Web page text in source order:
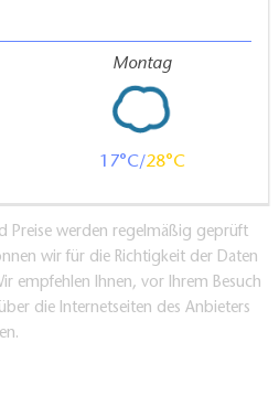
Montag
17 28
Preise werden regelmäßig geprüft
wir für die Richtigkeit der Daten
empfehlen Ihnen, vor Ihrem Besuch
die Internetseiten des Anbieters